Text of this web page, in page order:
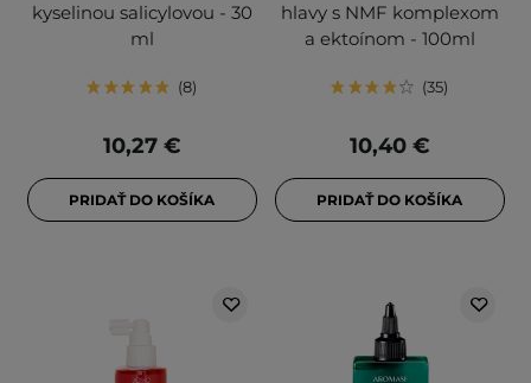
kyselinou salicylovou - 30
ml
8
10,27 €
PRIDAŤ DO KOŠÍKA
hlavy s NMF komplexom
a ektoínom - 100ml
35
10,40 €
PRIDAŤ DO KOŠÍKA